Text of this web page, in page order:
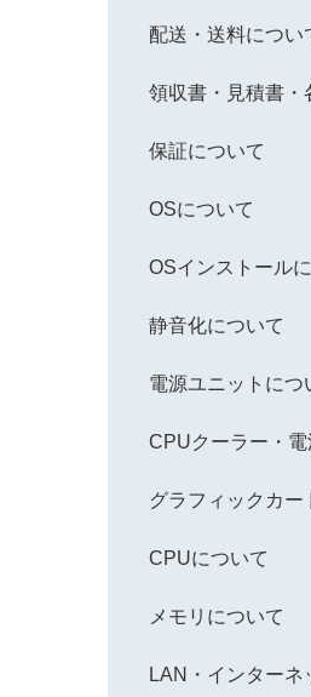
配送・送料につい
領収書・見積書・
保証について
OSについて
OSインストール
静音化について
電源ユニットにつ
CPUクーラー・
グラフィックカー
CPUについて
メモリについて
LAN・インターネ